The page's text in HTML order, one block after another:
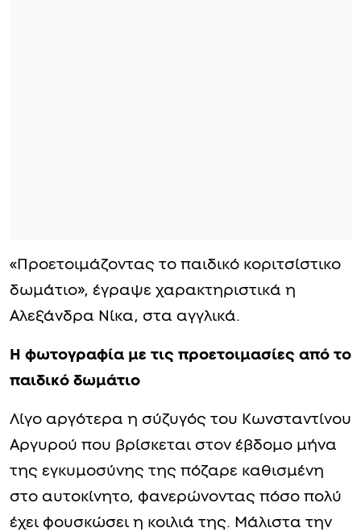
«Προετοιμάζοντας το παιδικό κοριτσίστικο
δωμάτιο», έγραψε χαρακτηριστικά η
Αλεξάνδρα Νίκα, στα αγγλικά.
Η φωτογραφία με τις προετοιμασίες από το
παιδικό δωμάτιο
Λίγο αργότερα η σύζυγός του Κωνσταντίνου
Αργυρού που βρίσκεται στον έβδομο μήνα
της εγκυμοσύνης της πόζαρε καθισμένη
στο αυτοκίνητο, φανερώνοντας πόσο πολύ
έχει φουσκώσει η κοιλιά της. Μάλιστα την